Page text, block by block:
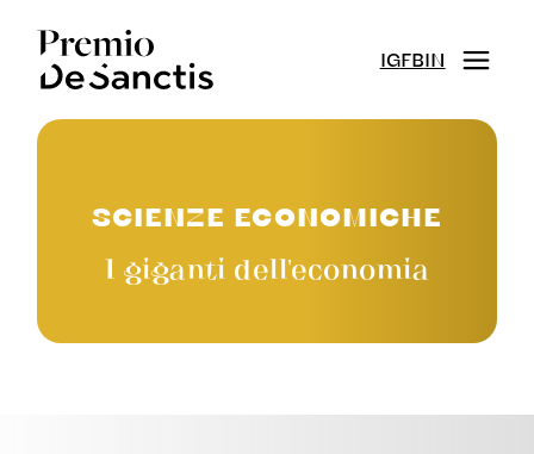
IGFBIN
SCIENZE ECONOMICHE
I giganti dell'economia